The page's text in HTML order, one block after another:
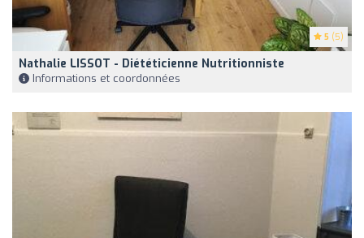
5 (5)
Nathalie LISSOT - Diététicienne Nutritionniste
Informations et coordonnées